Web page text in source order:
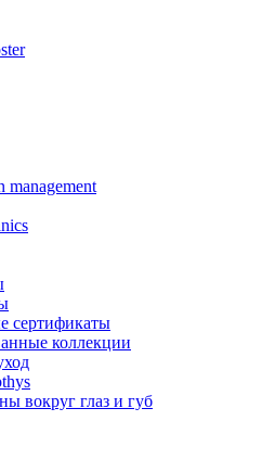
management
сертификаты
коллекции
вокруг глаз и губ